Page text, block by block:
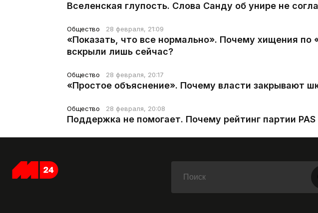
Вселенская глупость. Слова Санду об унире не
Общество 28 февраля, 21:09
«Показать, что все нормально». Почему хищения по
вскрыли лишь сейчас?
Общество 28 февраля, 20:17
«Простое объяснение». Почему власти закрывают
Общество 28 февраля, 20:08
Поддержка не помогает. Почему рейтинг партии PAS